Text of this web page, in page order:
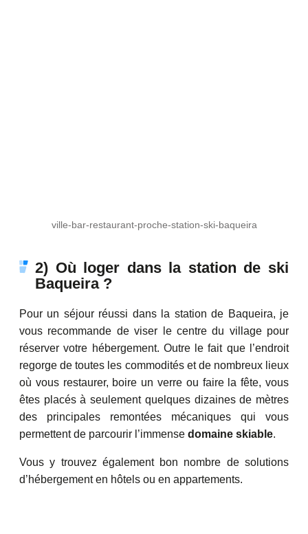
ville-bar-restaurant-proche-station-ski-baqueira
2) Où loger dans la station de ski
Baqueira ?
Pour un séjour réussi dans la station de Baqueira, je
vous recommande de viser le centre du village pour
réserver votre hébergement. Outre le fait que l’endroit
regorge de toutes les commodités et de nombreux lieux
où vous restaurer, boire un verre ou faire la fête, vous
êtes placés à seulement quelques dizaines de mètres
des principales remontées mécaniques qui vous
permettent de parcourir l’immense domaine skiable.
Vous y trouvez également bon nombre de solutions
d’hébergement en hôtels ou en appartements.